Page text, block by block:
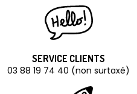
SERVICE CLIENTS
03 88 19 74 40 (non surtaxé)